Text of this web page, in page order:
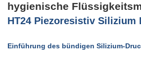
hygienische
HT24 Piezoresistiv Silizium
Einführung des bündigen Silizium-